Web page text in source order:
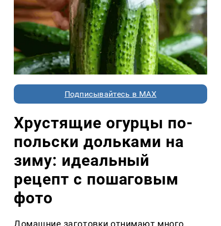
Подписывайтесь в MAX
Хрустящие огурцы по-
польски дольками на
зиму: идеальный
рецепт с пошаговым
фото
Домашние заготовки отнимают много